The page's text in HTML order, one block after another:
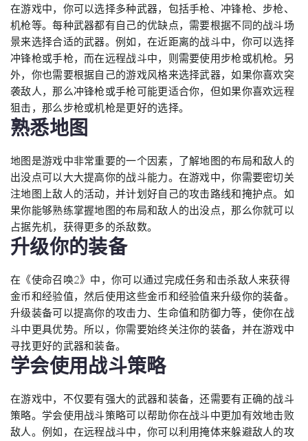
在游戏中，你可以选择多种武器，包括手枪、冲锋枪、步枪、
机枪等。每种武器都有自己的优缺点，需要根据不同的战斗场
景来选择合适的武器。例如，在近距离的战斗中，你可以选择
冲锋枪或手枪，而在远程战斗中，则需要使用步枪或机枪。另
外，你也需要根据自己的游戏风格来选择武器，如果你喜欢突
袭敌人，那么冲锋枪或手枪可能更适合你，但如果你喜欢远程
狙击，那么步枪或机枪是更好的选择。
熟悉地图
地图是游戏中非常重要的一个因素，了解地图的布局和敌人的
出没点可以大大提高你的战斗能力。在游戏中，你需要密切关
注地图上敌人的活动，并计划好自己的攻击路线和掩护点。如
果你能够熟练掌握地图的布局和敌人的出没点，那么你就可以
占据先机，获得更多的杀敌数。
升级你的装备
在《使命召唤2》中，你可以通过完成任务和击杀敌人来获得
金币和经验值，然后使用这些金币和经验值来升级你的装备。
升级装备可以提高你的攻击力、生命值和防御力等，使你在战
斗中更具优势。所以，你需要始终关注你的装备，并在游戏中
寻找更好的武器和装备。
学会使用战斗策略
在游戏中，不仅要有强大的武器和装备，还需要有正确的战斗
策略。学会使用战斗策略可以帮助你在战斗中更加有效地击败
敌人。例如，在远程战斗中，你可以利用掩体来躲避敌人的攻